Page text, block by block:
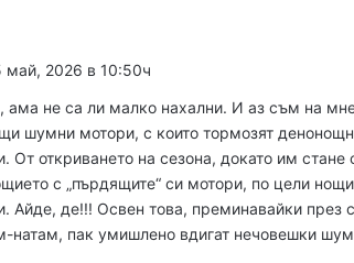
6 август, 2026
6 август, 2026
май, 2026 в 10:50ч
не са ли малко нахални. И аз съм на
шумни мотори, с които тормозят
От откриването на сезона, докато им
с „пърдящите“ си мотори, по цели
Айде, де!!! Освен това, преминавайки през
натам, пак умишлено вдигат нечовешки